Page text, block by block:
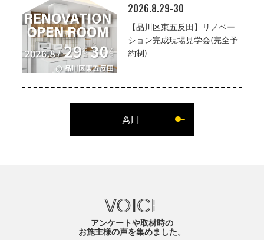
2026.8.29-30
【品川区東五反田】リノベー
ション完成現場見学会(完全予
約制)
ALL
VOICE
アンケートや取材時の
お施主様の声を集めました。